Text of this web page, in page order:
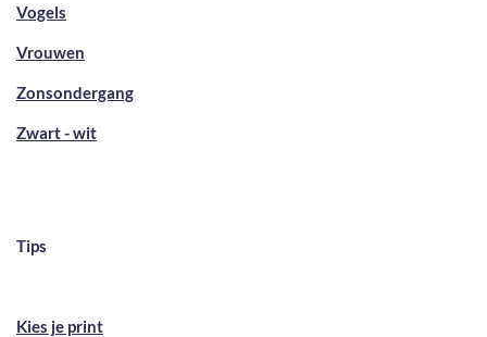
Vogels
Vrouwen
Zonsondergang
Zwart - wit
Tips
Kies je print